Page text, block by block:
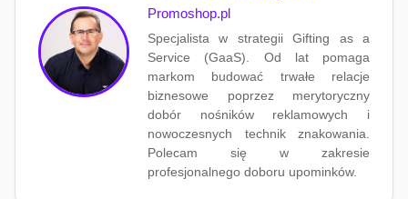
Promoshop.pl
Specjalista w strategii Gifting as a
Service (GaaS). Od lat pomaga
markom budować trwałe relacje
biznesowe poprzez merytoryczny
dobór nośników reklamowych i
nowoczesnych technik znakowania.
Polecam się w zakresie
profesjonalnego doboru upominków.